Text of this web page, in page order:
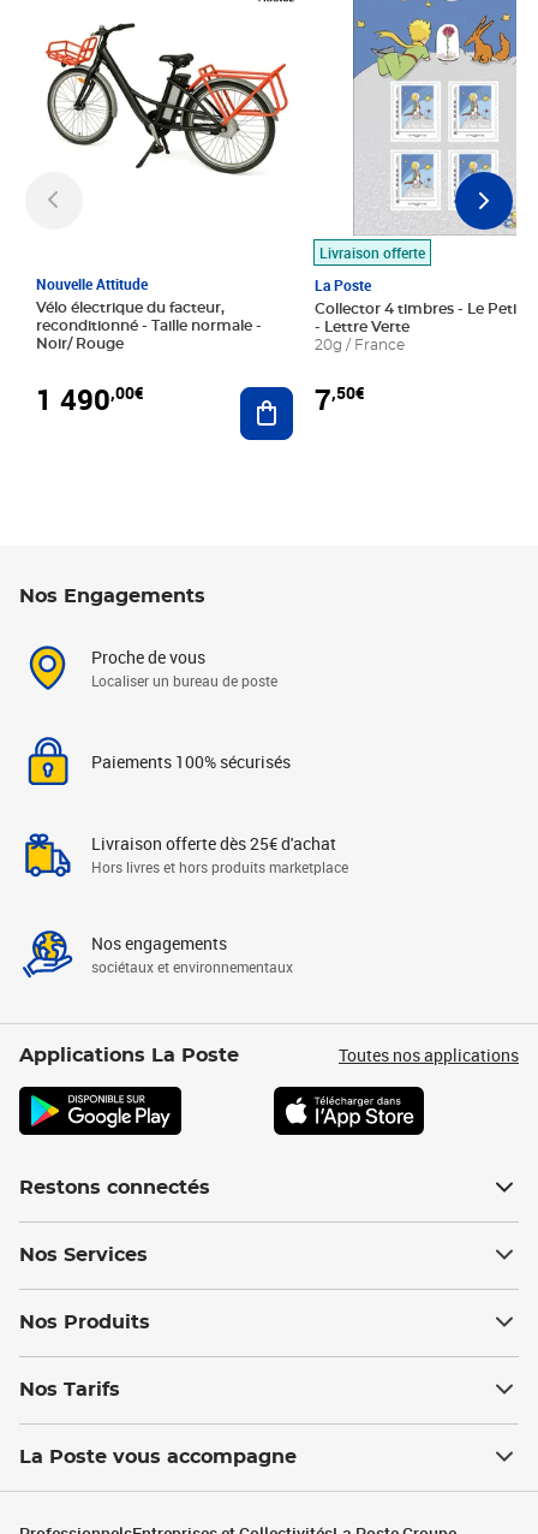
Nouvelle Attitude
Vélo électrique du facteur,
reconditionné - Taille normale -
Noir/ Rouge
1 490,00€ Ajouter au panier
Livraison offerte
La Poste
Collector 4 timbres - Le Petit
- Lettre Verte
20g / France
7,50€
Nos Engagements
Proche de vous
Localiser un bureau de poste
Paiements 100% sécurisés
Livraison offerte dès 25€ d'achat
Hors livres et hors produits marketplace
Nos engagements
sociétaux et environnementaux
Applications La Poste Toutes nos applications
Restons connectés
Nos Services
Nos Produits
Nos Tarifs
La Poste vous accompagne